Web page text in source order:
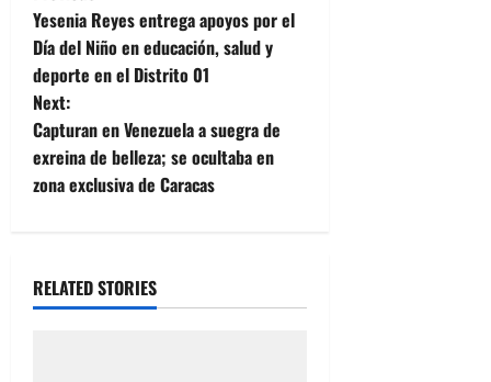
o
s
t
n
v
i
Yesenia Reyes entrega apoyos por el
Día del Niño en educación, salud y
deporte en el Distrito 01
Next:
Capturan en Venezuela a suegra de
exreina de belleza; se ocultaba en
zona exclusiva de Caracas
RELATED STORIES